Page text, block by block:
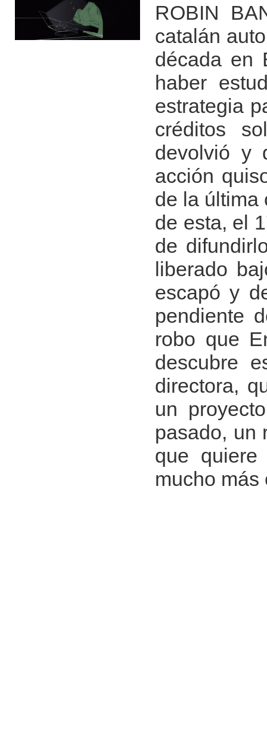
ROBIN
catalán
década en
haber
estrategia
créditos
devolvió y
acción
de la última
de esta, el
de
liberado
escapó y
pendiente
robo que
descubre
directora,
un
pasado, un
que
mucho más